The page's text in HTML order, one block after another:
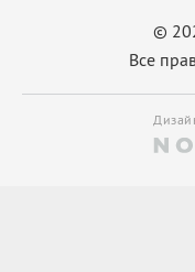
©
Все